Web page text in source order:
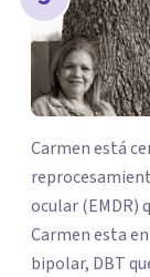
Carmen está
ocular (EMDR)
Carmen esta
bipolar, DBT